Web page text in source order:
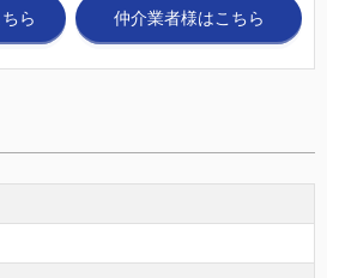
ら 仲介業者様はこちら